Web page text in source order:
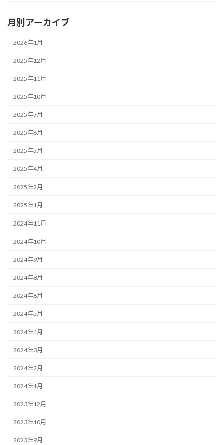
月別アーカイブ
2026年1月
2025年12月
2025年11月
2025年10月
2025年7月
2025年6月
2025年5月
2025年4月
2025年2月
2025年1月
2024年11月
2024年10月
2024年9月
2024年8月
2024年6月
2024年5月
2024年4月
2024年3月
2024年2月
2024年1月
2023年12月
2023年10月
2023年9月